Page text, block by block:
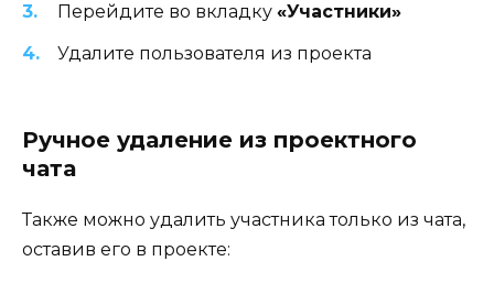
Перейдите во вкладку «Участники»
Удалите пользователя из проекта
Ручное удаление из проектного
чата
Также можно удалить участника только из чата,
оставив его в проекте: